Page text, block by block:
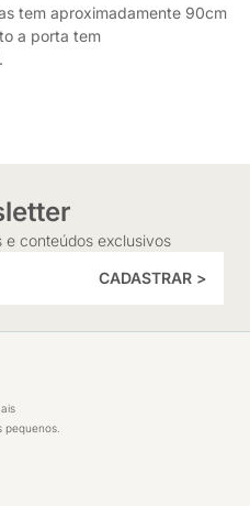
tem aproximadamente 90cm
a porta tem
conteúdos exclusivos
CADASTRAR >